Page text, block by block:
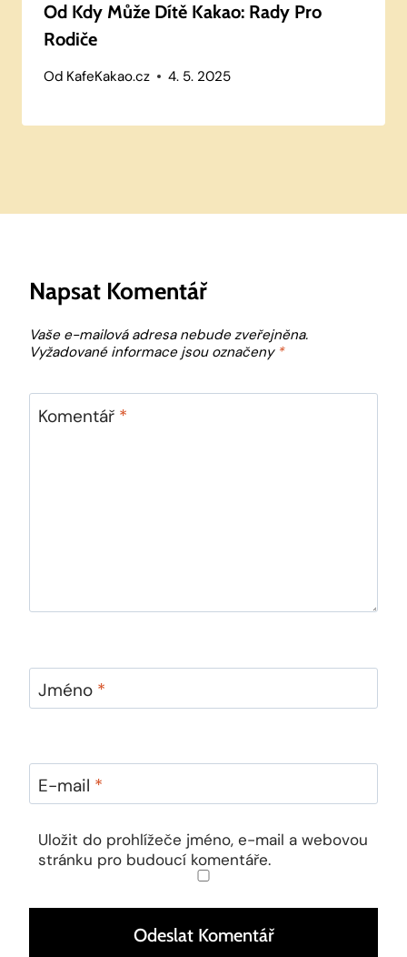
Od Kdy Může Dítě Kakao: Rady Pro
Rodiče
Od KafeKakao.cz 4. 5. 2025
Napsat Komentář
Vaše e-mailová adresa nebude zveřejněna.
Vyžadované informace jsou označeny *
Komentář *
Jméno *
E-mail *
Uložit do prohlížeče jméno, e-mail a webovou
stránku pro budoucí komentáře.